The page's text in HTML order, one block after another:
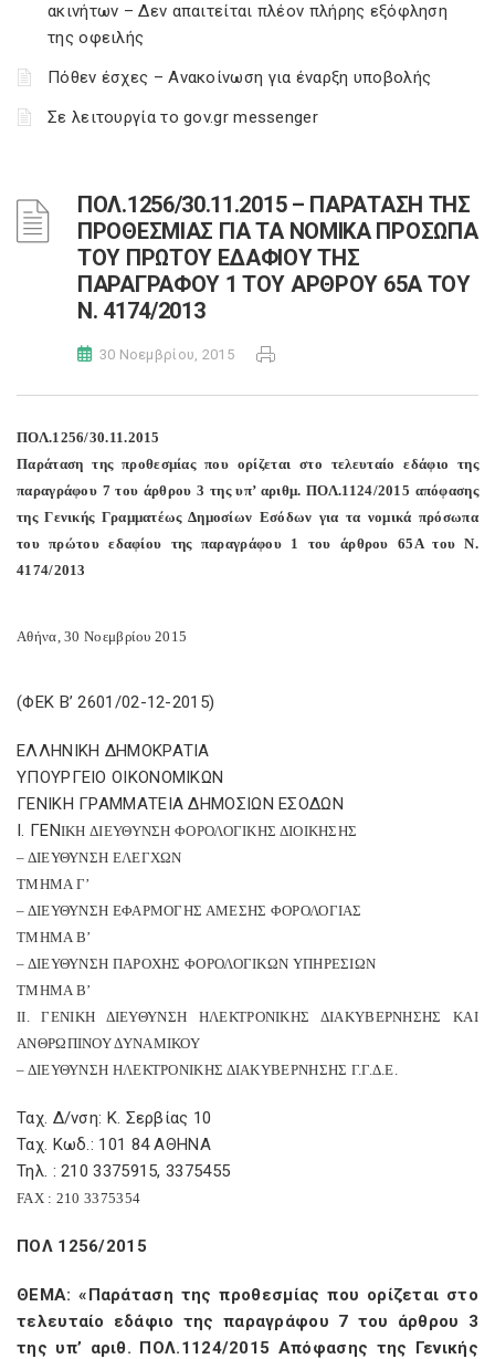
ακινήτων – Δεν απαιτείται πλέον πλήρης εξόφληση
της οφειλής
Πόθεν έσχες – Ανακοίνωση για έναρξη υποβολής
Σε λειτουργία το gov.gr messenger
ΠΟΛ.1256/30.11.2015 – ΠΑΡΑΤΑΣΗ ΤΗΣ
ΠΡΟΘΕΣΜΙΑΣ ΓΙΑ ΤΑ ΝΟΜΙΚΑ ΠΡΟΣΩΠΑ
ΤΟΥ ΠΡΩΤΟΥ ΕΔΑΦΙΟΥ ΤΗΣ
ΠΑΡΑΓΡΑΦΟΥ 1 ΤΟΥ ΑΡΘΡΟΥ 65Α ΤΟΥ
Ν. 4174/2013
30 Νοεμβρίου, 2015
ΠΟΛ.1256/30.11.2015
Παράταση της προθεσμίας που ορίζεται στο τελευταίο εδάφιο της
παραγράφου 7 του άρθρου 3 της υπ’ αριθμ. ΠΟΛ.1124/2015 απόφασης
της Γενικής Γραμματέως Δημοσίων Εσόδων για τα νομικά πρόσωπα
του πρώτου εδαφίου της παραγράφου 1 του άρθρου 65Α του Ν.
4174/2013
Αθήνα, 30 Νοεμβρίου 2015
(ΦΕΚ Β’ 2601/02-12-2015)
ΕΛΛΗΝΙΚΗ ΔΗΜΟΚΡΑΤΙΑ
ΥΠΟΥΡΓΕΙΟ ΟΙΚΟΝΟΜΙΚΩΝ
ΓΕΝΙΚΗ ΓΡΑΜΜΑΤΕΙΑ ΔΗΜΟΣΙΩΝ ΕΣΟΔΩΝ
Ι. ΓΕΝIKH ΔΙΕΥΘΥΝΣΗ ΦΟΡΟΛΟΓΙΚΗΣ ΔΙΟΙΚΗΣΗΣ
– ΔΙΕΥΘΥΝΣΗ ΕΛΕΓΧΩΝ
ΤΜΗΜΑ Γ’
– ΔΙΕΥΘΥΝΣΗ ΕΦΑΡΜΟΓΗΣ ΑΜΕΣΗΣ ΦΟΡΟΛΟΓΙΑΣ
ΤΜΗΜΑ Β’
– ΔΙΕΥΘΥΝΣΗ ΠΑΡΟΧΗΣ ΦΟΡΟΛΟΓΙΚΩΝ ΥΠΗΡΕΣΙΩΝ
ΤΜΗΜΑ Β’
ΙΙ. ΓΕΝΙΚΗ ΔΙΕΥΘΥΝΣΗ ΗΛΕΚΤΡΟΝΙΚΗΣ ΔΙΑΚΥΒΕΡΝΗΣΗΣ ΚΑΙ
ΑΝΘΡΩΠΙΝΟΥ ΔΥΝΑΜΙΚΟΥ
– ΔΙΕΥΘΥΝΣΗ ΗΛΕΚΤΡΟΝΙΚΗΣ ΔΙΑΚΥΒΕΡΝΗΣΗΣ Γ.Γ.Δ.Ε.
Ταχ. Δ/νση: Κ. Σερβίας 10
Ταχ. Κωδ.: 101 84 ΑΘΗΝΑ
Τηλ. : 210 3375915, 3375455
FAX: 210 3375354
ΠΟΛ 1256/2015
ΘΕΜΑ: «Παράταση της προθεσμίας που ορίζεται στο
τελευταίο εδάφιο της παραγράφου 7 του άρθρου 3
της υπ’ αριθ. ΠΟΛ.1124/2015 Απόφασης της Γενικής